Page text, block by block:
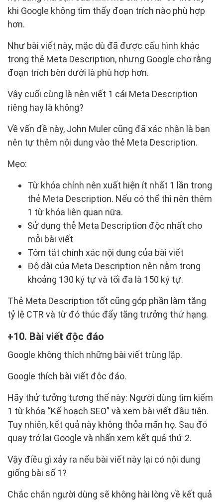
khi Google không tìm thấy đoạn trích nào phù hợp
hơn.
Như bài viết này, mặc dù đã được cấu hình khác
trong thẻ Meta Description, nhưng Google cho rằng
đoạn trích bên dưới là phù hợp hơn.
Vậy cuối cùng là nên viết 1 cái Meta Description
riêng hay là không?
Về vấn đề này, John Muler cũng đã xác nhận là bạn
nên tự thêm nội dung vào thẻ Meta Description.
Mẹo:
Từ khóa chính nên xuất hiện ít nhất 1 lần trong
thẻ Meta Description. Nếu có thể thì nên thêm
1 từ khóa liên quan nữa.
Sử dụng thẻ Meta Description độc nhất cho
mỗi bài viết
Tóm tắt chính xác nội dung của bài viết
Độ dài của Meta Description nên nằm trong
khoảng 130 ký tự và tối đa là 150 ký tự.
Thẻ Meta Description tốt cũng góp phần làm tăng
tỷ lệ CTR và từ đó thúc đẩy tăng trưởng thứ hạng.
10. Bài viết độc đáo
Google không thích những bài viết trùng lặp.
Google thích bài viết độc đáo.
Hãy thử tưởng tượng thế này: Người dùng tìm kiếm
1 từ khóa “Kế hoạch SEO” và xem bài viết đầu tiên.
Tuy nhiên, kết quả này không thỏa mãn họ. Sau đó
quay trở lại Google và nhấn xem kết quả thứ 2.
Vậy điều gì xảy ra nếu bài viết này lại có nội dung
giống bài số 1?
Chắc chắn người dùng sẽ không hài lòng về kết quả